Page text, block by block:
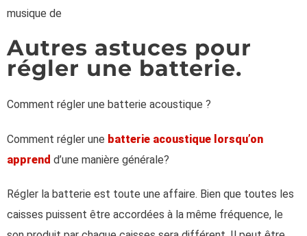
musique de
Autres astuces pour
régler une batterie.
Comment régler une batterie acoustique ?
Comment régler une batterie acoustique lorsqu’on
apprend d’une manière générale?
Régler la batterie est toute une affaire. Bien que toutes les
caisses puissent être accordées à la même fréquence, le